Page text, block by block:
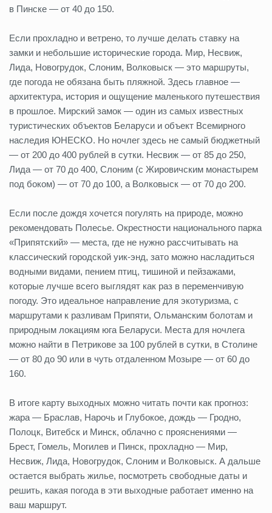
в Пинске — от 40 до 150.
Если прохладно и ветрено, то лучше делать ставку на
замки и небольшие исторические города. Мир, Несвиж,
Лида, Новогрудок, Слоним, Волковыск — это маршруты,
где погода не обязана быть пляжной. Здесь главное —
архитектура, история и ощущение маленького путешествия
в прошлое. Мирский замок — один из самых известных
туристических объектов Беларуси и объект Всемирного
наследия ЮНЕСКО. Но ночлег здесь не самый бюджетный
— от 200 до 400 рублей в сутки. Несвиж — от 85 до 250,
Лида — от 70 до 400, Слоним (с Жировичским монастырем
под боком) — от 70 до 100, а Волковыск — от 70 до 200.
Если после дождя хочется погулять на природе, можно
рекомендовать Полесье. Окрестности национального парка
«Припятский» — места, где не нужно рассчитывать на
классический городской уик-энд, зато можно насладиться
водными видами, пением птиц, тишиной и пейзажами,
которые лучше всего выглядят как раз в переменчивую
погоду. Это идеальное направление для экотуризма, с
маршрутами к разливам Припяти, Ольманским болотам и
природным локациям юга Беларуси. Места для ночлега
можно найти в Петрикове за 100 рублей в сутки, в Столине
— от 80 до 90 или в чуть отдаленном Мозыре — от 60 до
160.
В итоге карту выходных можно читать почти как прогноз:
жара — Браслав, Нарочь и Глубокое, дождь — Гродно,
Полоцк, Витебск и Минск, облачно с прояснениями —
Брест, Гомель, Могилев и Пинск, прохладно — Мир,
Несвиж, Лида, Новогрудок, Слоним и Волковыск. А дальше
остается выбрать жилье, посмотреть свободные даты и
решить, какая погода в эти выходные работает именно на
ваш маршрут.